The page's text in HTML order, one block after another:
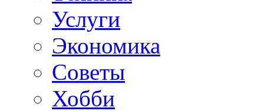
Услуги
Экономика
Советы
Хобби